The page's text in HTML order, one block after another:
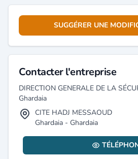
SUGGÉRER UNE
Contacter l'entreprise
DIRECTION GENERALE DE LA
Ghardaia
CITE HADJ MESSAOUD
Ghardaia - Ghardaia